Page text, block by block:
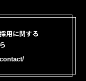
用に関する